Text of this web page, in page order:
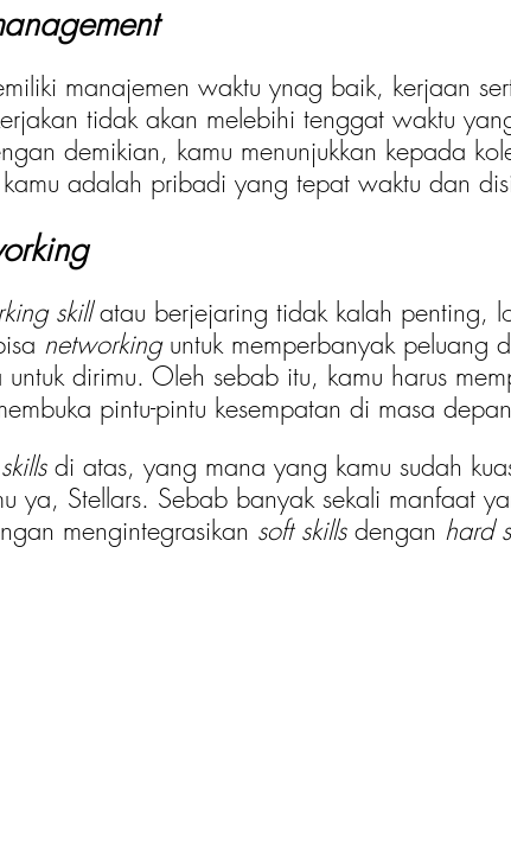
manajemen waktu ynag baik, kerjaan
tidak akan melebihi tenggat waktu
demikian, kamu menunjukkan kepada
adalah pribadi yang tepat waktu dan
skill atau berjejaring tidak kalah penting,
networking untuk memperbanyak peluang
dirimu. Oleh sebab itu, kamu harus
pintu-pintu kesempatan di masa
di atas, yang mana yang kamu sudah
ya, Stellars. Sebab banyak sekali manfaat
mengintegrasikan soft skills dengan hard